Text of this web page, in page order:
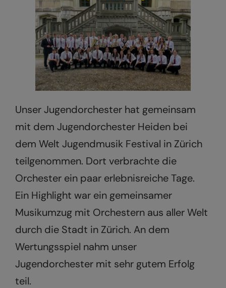
Unser Jugendorchester hat gemeinsam
mit dem Jugendorchester Heiden bei
dem Welt Jugendmusik Festival in Zürich
teilgenommen. Dort verbrachte die
Orchester ein paar erlebnisreiche Tage.
Ein Highlight war ein gemeinsamer
Musikumzug mit Orchestern aus aller Welt
durch die Stadt in Zürich. An dem
Wertungsspiel nahm unser
Jugendorchester mit sehr gutem Erfolg
teil.